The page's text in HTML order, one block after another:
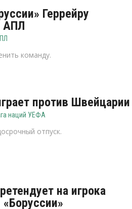
Геррейру
АПЛ
команду.
против Швейцарии
наций УЕФА
отпуск.
на игрока